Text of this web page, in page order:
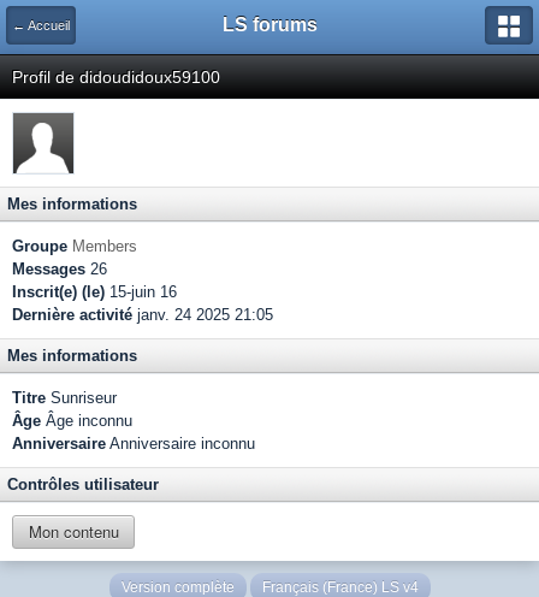
← Accueil LS forums
Profil de didoudidoux59100
Mes informations
Groupe Members
Messages 26
Inscrit(e) (le) 15-juin 16
Dernière activité janv. 24 2025 21:05
Mes informations
Titre Sunriseur
Âge Âge inconnu
Anniversaire Anniversaire inconnu
Contrôles utilisateur
Mon contenu
Version complète Français (France) LS v4